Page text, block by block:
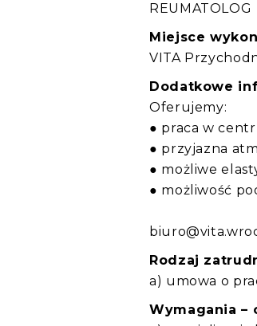
REUMATOLOG
Miejsce
VITA
Dodatkowe
Oferujemy:
● praca w
● przyjazna
● możliwe
● możliwość
Rodzaj
a) umowa o
Wymagania –